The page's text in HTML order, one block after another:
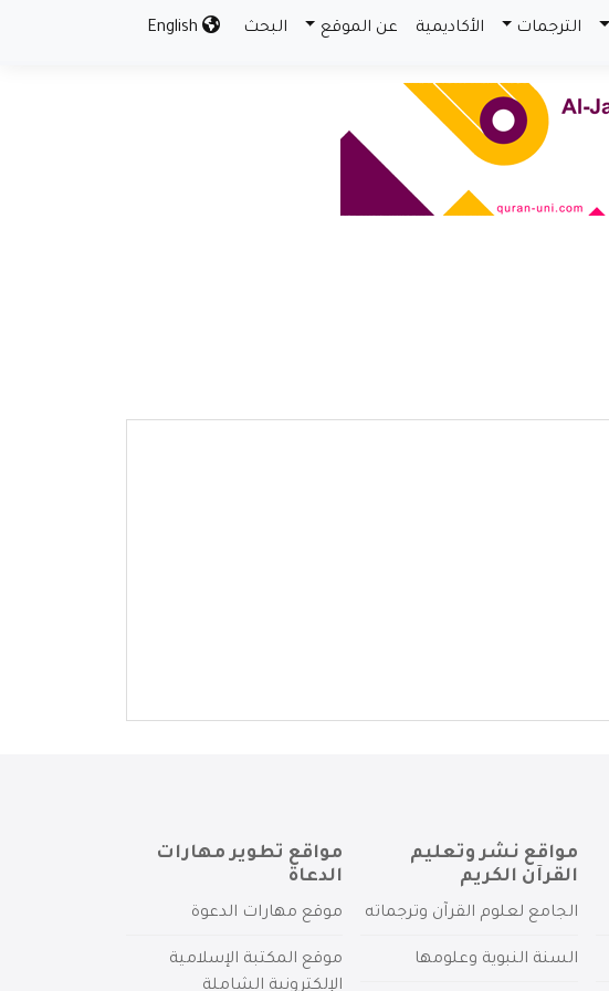
الترجمات الأكاديمية عن الموقع البحث
مواقع نشر وتعليم
القرآن الكريم
الجامع لعلوم القرآن وترجماته
السنة النبوية وعلومها
مواقع تطوير مهارات
الدعاة
موقع مهارات الدعوة
موقع المكتبة الإسلامية
الإلكترونية الشاملة